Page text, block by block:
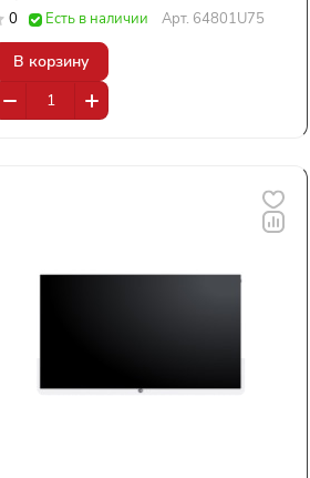
0 Есть в наличии Арт. 64801U75
В корзину